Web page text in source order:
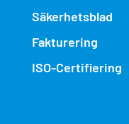
Säkerhetsblad
Fakturering
ISO-Certifiering